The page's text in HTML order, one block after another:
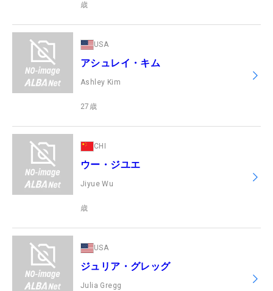
歳
USA
アシュレイ・キム
Ashley Kim
27 歳
CHI
ウー・ジユエ
Jiyue Wu
歳
USA
ジュリア・グレッグ
Julia Gregg